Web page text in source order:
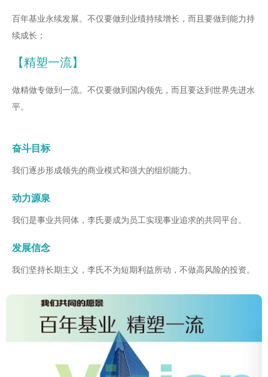
百年基业永续发展。不仅要做到业绩持续增长，而且要做到能力持
续成长；
【精塑一流】
做精做专做到一流。不仅要做到国内领先，而且要达到世界先进水
平。
奋斗目标
我们逐步形成领先的商业模式和强大的组织能力。
动力源泉
我们是事业共同体，李氏要成为员工实现事业追求的共同平台。
发展信念
我们坚持长期主义，李氏不为短期利益所动，不做高风险的投资。